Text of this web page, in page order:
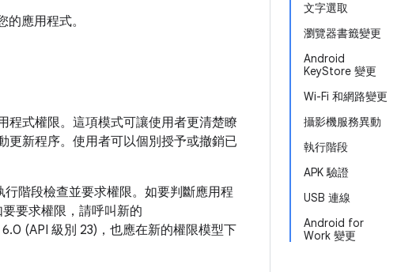
文字選取
瀏覽器書籤變更
Android
KeyStore 變更
Wi-Fi 和網路變更
攝影機服務異動
執行階段
APK 驗證
USB 連線
Android for
Work 變更
應用程式。
程式權限。這項模式可讓使用者更清楚瞭
更新程序。使用者可以個別授予或撤銷已
階段檢查並要求權限。如要判斷應用程
要求權限，請呼叫新的
(API 級別 23)，也應在新的權限模型下